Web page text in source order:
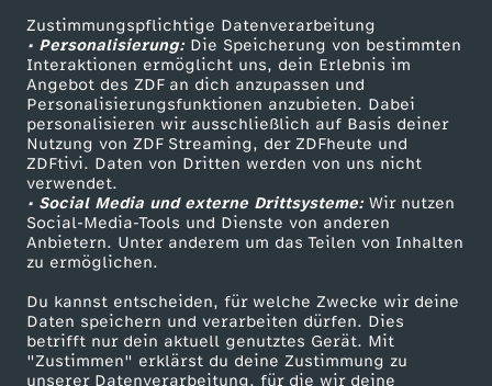
Zustimmungspflichtige Datenverarbeitung
• Personalisierung:Die Speicherung von bestimmten
Interaktionen ermöglicht uns, dein Erlebnis im
Angebot des ZDF an dich anzupassen und
Personalisierungsfunktionen anzubieten. Dabei
personalisieren wir ausschließlich auf Basis deiner
Nutzung von ZDF Streaming, der ZDFheute und
ZDFtivi. Daten von Dritten werden von uns nicht
verwendet.
• Social Media und externe Drittsysteme:Wir nutzen
Social-Media-Tools und Dienste von anderen
Anbietern. Unter anderem um das Teilen von Inhalten
zu ermöglichen.
Du kannst entscheiden, für welche Zwecke wir deine
Daten speichern und verarbeiten dürfen. Dies
betrifft nur dein aktuell genutztes Gerät. Mit
"Zustimmen" erklärst du deine Zustimmung zu
unserer Datenverarbeitung, für die wir deine
g
s
m
a
g
a
z
Livestreams
Sendungen A-Z
TV-Programm
Zuschauerservice
Hilfe
ZDF Unternehmen
Karriere
ZDF goes Schule
Werbefernsehen